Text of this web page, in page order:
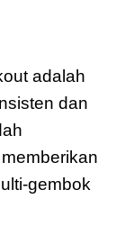
adalah
dan
gembok